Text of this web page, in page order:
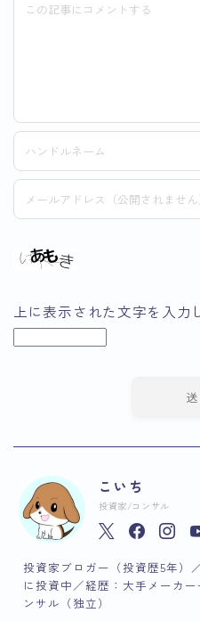
上に表示された文字を入力
こいち
投資家/コンサル
投資家ブロガー（投資歴5年）
に投資中／経歴：大手メーカ
ンサル（独立）